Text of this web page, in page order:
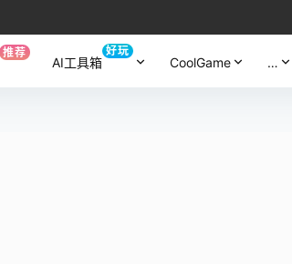
推荐
AI工具箱
好玩
CoolGame …